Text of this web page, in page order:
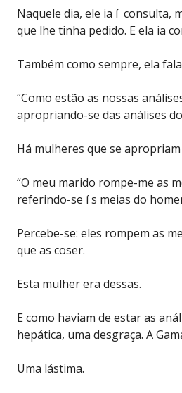
Naquele dia, ele ia í consulta,
que lhe tinha pedido. E ela ia
Também como sempre, ela
“Como estão as nossas
apropriando-se das análises
Há mulheres que se
“O meu marido rompe-me as
referindo-se í s meias do
Percebe-se: eles rompem as
que as coser.
Esta mulher era dessas.
E como haviam de estar as
hepática, uma desgraça. A
Uma lástima.